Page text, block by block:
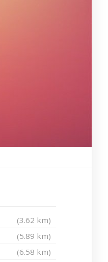
(3.62 km)
(5.89 km)
(6.58 km)